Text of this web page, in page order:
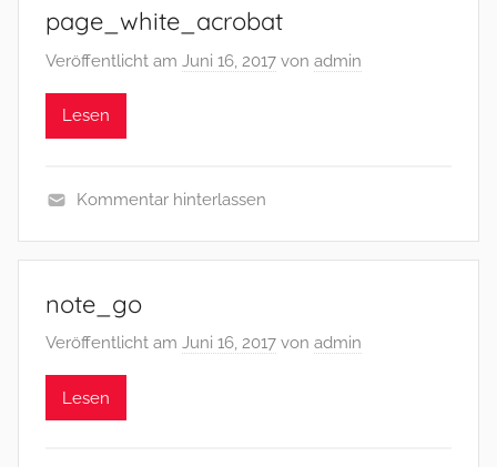
page_white_acrobat
Veröffentlicht am Juni 16, 2017 von admin
Lesen
Kommentar hinterlassen
note_go
Veröffentlicht am Juni 16, 2017 von admin
Lesen